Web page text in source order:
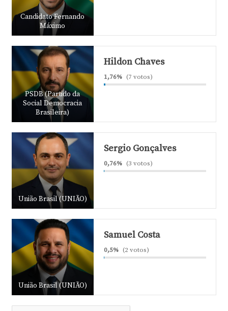
Candidato Fernando
Máximo
PSDB (Partido da
Social Democracia
Brasileira)
Hildon Chaves
1,76% (7 votos)
União Brasil (UNIÃO)
Sergio Gonçalves
0,76% (3 votos)
União Brasil (UNIÃO)
Samuel Costa
0,5% (2 votos)